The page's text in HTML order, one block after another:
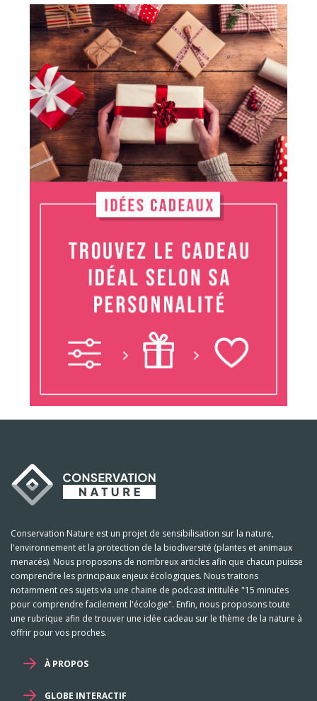
Conservation Nature est un projet de sensibilisation sur la nature,
l'environnement et la protection de la biodiversité (plantes et animaux
menacés). Nous proposons de nombreux articles afin que chacun puisse
comprendre les principaux enjeux écologiques. Nous traitons
notamment ces sujets via une chaine de podcast intitulée "15 minutes
pour comprendre facilement l'écologie". Enfin, nous proposons toute
une rubrique afin de trouver une idée cadeau sur le thème de la nature à
offrir pour vos proches.
À PROPOS
GLOBE INTERACTIF